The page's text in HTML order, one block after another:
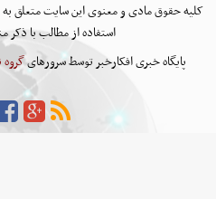
کلیه حقوق مادی و معنوی این سایت متعلق به
استفاده از مطالب با ذکر
پایگاه خبری افکارخبر توسط سرورهایگروه